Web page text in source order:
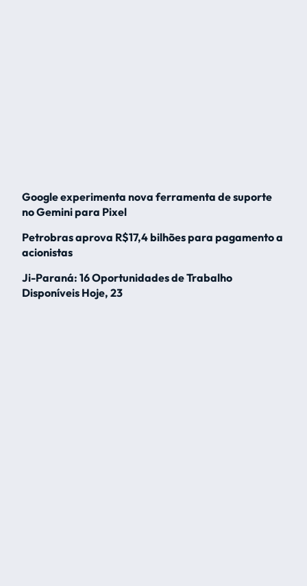
Google experimenta nova ferramenta de suporte
no Gemini para Pixel
Petrobras aprova R$17,4 bilhões para pagamento a
acionistas
Ji-Paraná: 16 Oportunidades de Trabalho
Disponíveis Hoje, 23